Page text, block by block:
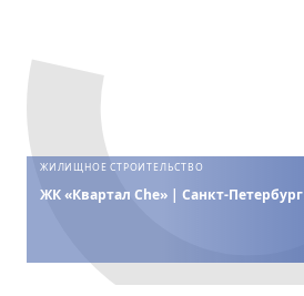
ЖИЛИЩНОЕ СТРОИТЕЛЬСТВО
ЖК «Квартал Che» | Санкт-Петербург